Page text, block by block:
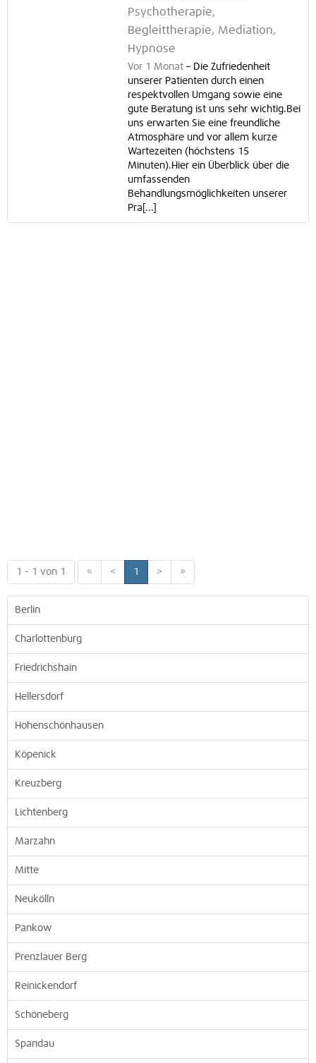
Psychotherapie,
Begleittherapie, Mediation,
Hypnose
Vor 1 Monat – Die Zufriedenheit
unserer Patienten durch einen
respektvollen Umgang sowie eine
gute Beratung ist uns sehr wichtig.Bei
uns erwarten Sie eine freundliche
Atmosphäre und vor allem kurze
Wartezeiten (höchstens 15
Minuten).Hier ein Überblick über die
umfassenden
Behandlungsmöglichkeiten unserer
Pra[...]
1 - 1 von 1 « < 1 > »
Berlin
Charlottenburg
Friedrichshain
Hellersdorf
Hohenschönhausen
Köpenick
Kreuzberg
Lichtenberg
Marzahn
Mitte
Neukölln
Pankow
Prenzlauer Berg
Reinickendorf
Schöneberg
Spandau